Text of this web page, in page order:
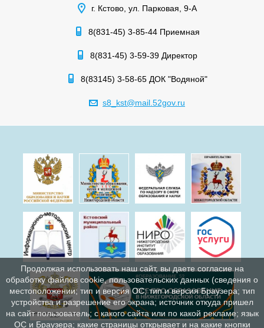
г. Кстово, ул. Парковая, 9-А
8(831-45) 3-85-44 Приемная
8(831-45) 3-59-39 Директор
8(83145) 3-58-65 ДОК "Водяной"
s8_kst@mail.52gov.ru
Продолжая использовать наш сайт, вы даете согласие на
обработку файлов cookie, пользовательских данных (сведения о
местоположении; тип и версия ОС; тип и версия Браузера; тип
устройства и разрешение его экрана; источник откуда пришел
на сайт пользователь; с какого сайта или по какой рекламе; язык
ОС и Браузера; какие страницы открывает и на какие кнопки